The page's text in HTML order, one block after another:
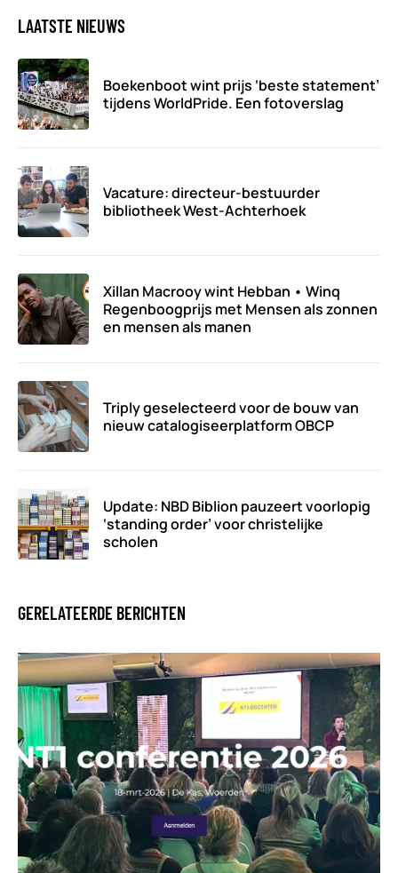
LAATSTE NIEUWS
Boekenboot wint prijs ‘beste statement’
tijdens WorldPride. Een fotoverslag
Vacature: directeur-bestuurder
bibliotheek West-Achterhoek
Xillan Macrooy wint Hebban • Winq
Regenboogprijs met Mensen als zonnen
en mensen als manen
Triply geselecteerd voor de bouw van
nieuw catalogiseerplatform OBCP
Update: NBD Biblion pauzeert voorlopig
‘standing order’ voor christelijke
scholen
GERELATEERDE BERICHTEN